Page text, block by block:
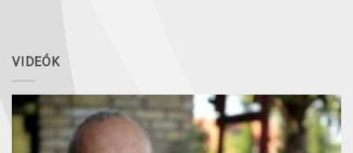
VIDEÓK